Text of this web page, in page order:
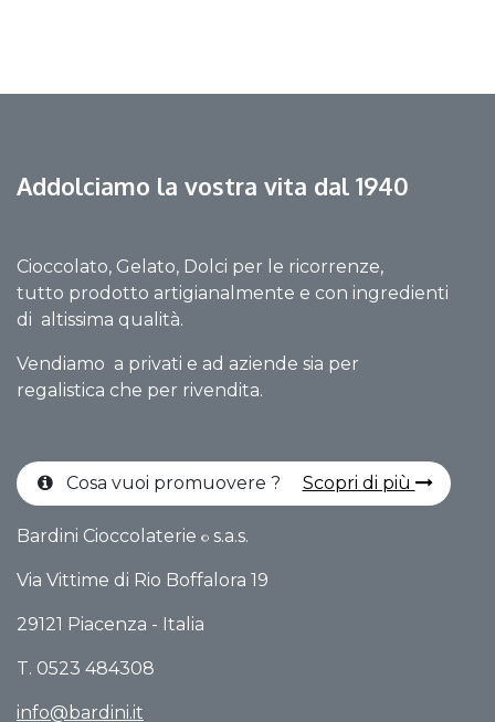
Addolciamo la vostra vita dal 1940
Cioccolato, Gelato, Dolci per le ricorrenze,
tutto prodotto artigianalmente e con ingredienti
di altissima qualità.
Vendiamo a privati e ad aziende sia per
regalistica che per rivendita.
Cosa vuoi promuovere ? Scopri di più
Bardini Cioccolaterie © s.a.s.
Via Vittime di Rio Boffalo​ra 19
29121 Piacenza - Italia
T. 0523 484308
info@bardini.it